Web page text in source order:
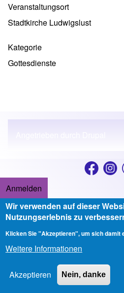
Veranstaltungsort
Stadtkirche Ludwigslust
Kategorie
Gottesdienste
User account menu
Anmelden
Copyright © 2026 Ev.-luth.
rights
Developed & Designed
Wir verwenden auf dieser
Nutzungserlebnis zu
Klicken Sie "Akzeptieren", um sich damit
Weitere Informationen
Akzeptieren Nein, danke